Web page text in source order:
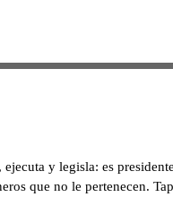
y legisla: es
que no le pertenecen.